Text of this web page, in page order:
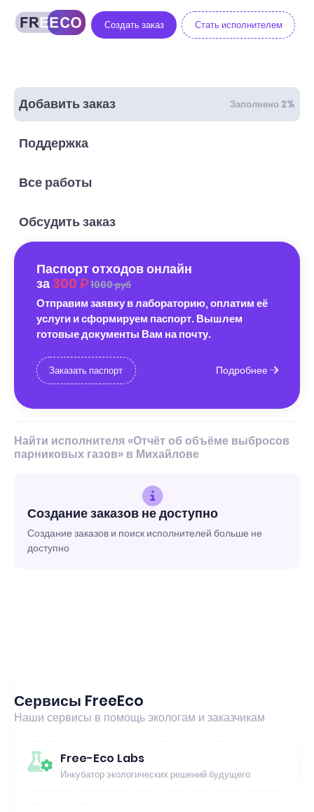
Создать заказ Стать исполнителем
Добавить заказ Заполнено 2%
Поддержка
Все работы
Обсудить заказ
Паспорт отходов онлайн
за 300 1000 руб
Отправим заявку в лабораторию, оплатим её
услуги и сформируем паспорт. Вышлем
готовые документы Вам на почту.
Заказать паспорт Подробнее
Найти исполнителя «Отчёт об объёме выбросов
парниковых газов» в Михайлове
Создание заказов не доступно
Создание заказов и поиск исполнителей больше не
доступно
Сервисы FreeEco
Наши сервисы в помощь экологам и заказчикам
Free-Eco Labs
Инкубатор экологических решений будущего